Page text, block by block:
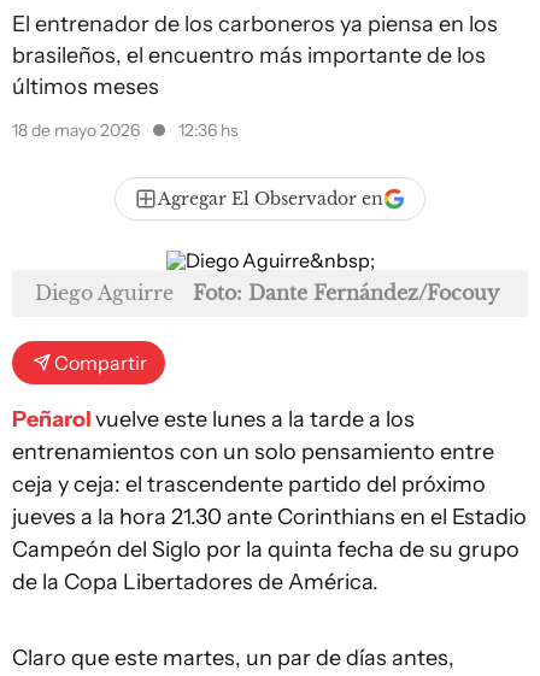
El entrenador de los carboneros ya piensa en los
brasileños, el encuentro más importante de los
últimos meses
18 de mayo 2026 12:36 hs
Agregar El Observador en
Diego Aguirre Foto: Dante Fernández/Focouy
Compartir
Peñarolvuelve este lunes a la tarde a los
entrenamientos con un solo pensamiento entre
ceja y ceja: el trascendente partido del próximo
jueves a la hora 21.30 ante Corinthians en el Estadio
Campeón del Siglo por la quinta fecha de su grupo
de la Copa Libertadores de América.
Claro que este martes, un par de días antes,